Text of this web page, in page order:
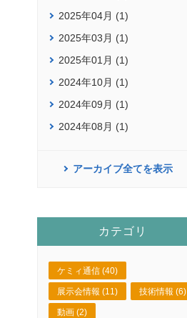
2025年04月 (1)
2025年03月 (1)
2025年01月 (1)
2024年10月 (1)
2024年09月 (1)
2024年08月 (1)
アーカイブ全てを表示
カテゴリ
ケミィ通信 (40)
展示会情報 (11) 技術情報 (6)
動画 (2)